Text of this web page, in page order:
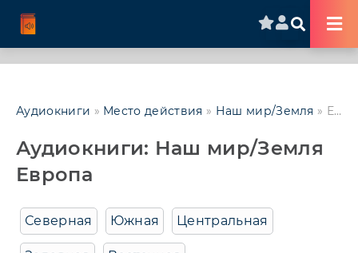
Аудиокниги » Место действия » Наш мир/Земля » Европа
Аудиокниги: Наш мир/Земля
Европа
Северная Южная Центральная